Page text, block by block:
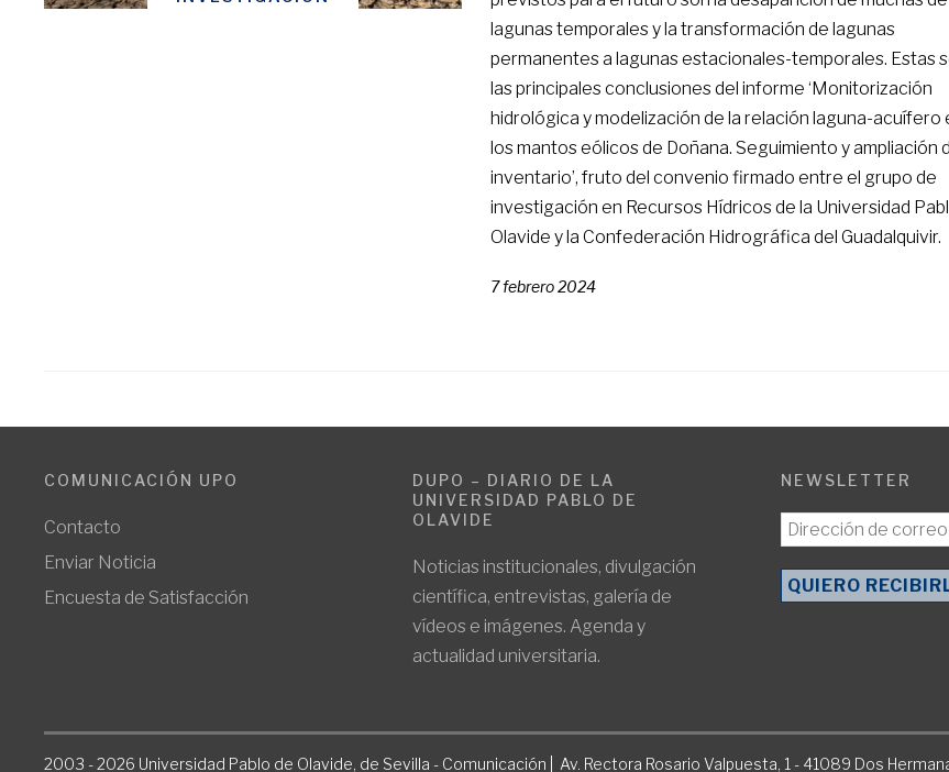
lagunas temporales y la transformación de lagunas
permanentes a lagunas estacionales-temporales. Estas
las principales conclusiones del informe ‘Monitorización
hidrológica y modelización de la relación laguna-acuífero
los mantos eólicos de Doñana. Seguimiento y ampliación
inventario’, fruto del convenio firmado entre el grupo de
investigación en Recursos Hídricos de la Universidad
Olavide y la Confederación Hidrográfica del Guadalquivir.
7 febrero 2024
COMUNICACIÓN UPO
Contacto
Enviar Noticia
Encuesta de Satisfacción
DUPO – DIARIO DE LA
UNIVERSIDAD PABLO DE
OLAVIDE
Noticias institucionales, divulgación
científica, entrevistas, galería de
vídeos e imágenes. Agenda y
actualidad universitaria.
NEWSLETTER
2003 - 2026 Universidad Pablo de Olavide, de Sevilla - Comunicación | Av. Rectora Rosario Valpuesta, 1 - 41089 Dos